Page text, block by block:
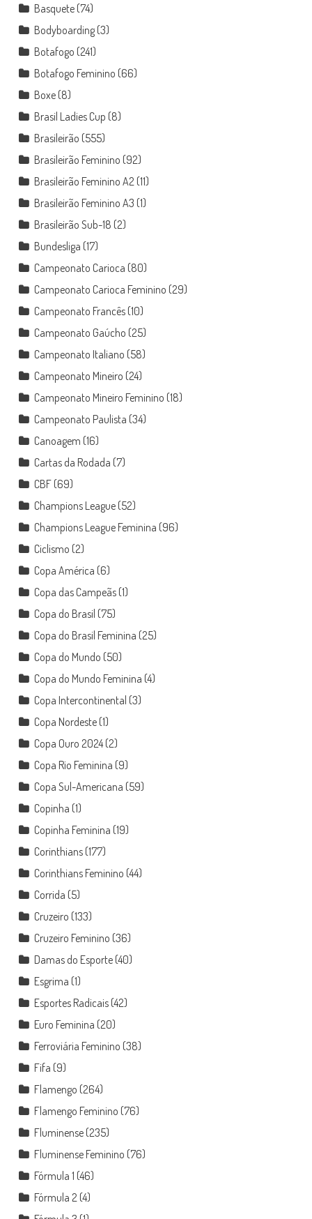
Basquete(74)
Bodyboarding(3)
Botafogo (241)
Botafogo Feminino (66)
Boxe(8)
Brasil Ladies Cup (8)
Brasileirão (555)
Brasileirão Feminino (92)
Brasileirão Feminino A2 (11)
Brasileirão Feminino A3 (1)
Brasileirão Sub-18 (2)
Bundesliga (17)
Campeonato Carioca (80)
Campeonato Carioca Feminino (29)
Campeonato Francês(10)
Campeonato Gaúcho (25)
Campeonato Italiano (58)
Campeonato Mineiro (24)
Campeonato Mineiro Feminino (18)
Campeonato Paulista (34)
Canoagem (16)
Cartas da Rodada (7)
CBF(69)
Champions League(52)
Champions League Feminina (96)
Ciclismo (2)
Copa América (6)
Copa das Campeãs(1)
Copa do Brasil (75)
Copa do Brasil Feminina (25)
Copa do Mundo (50)
Copa do Mundo Feminina (4)
Copa Intercontinental (3)
Copa Nordeste(1)
Copa Ouro 2024(2)
Copa Rio Feminina (9)
Copa Sul-Americana (59)
Copinha (1)
Copinha Feminina (19)
Corinthians(177)
Corinthians Feminino (44)
Corrida (5)
Cruzeiro (133)
Cruzeiro Feminino (36)
Damas do Esporte(40)
Esgrima (1)
Esportes Radicais(42)
Euro Feminina (20)
Ferroviária Feminino (38)
Fifa (9)
Flamengo (264)
Flamengo Feminino (76)
Fluminense(235)
Fluminense Feminino (76)
Fórmula 1 (46)
Fórmula 2 (4)